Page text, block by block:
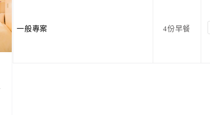
一般專案 4份早餐